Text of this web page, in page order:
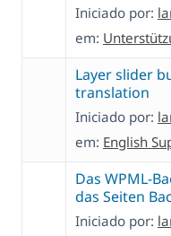
Iniciado por:
em:
Layer slider
translation
Iniciado por:
em: English
Das WPML-
das Seiten
Iniciado por: